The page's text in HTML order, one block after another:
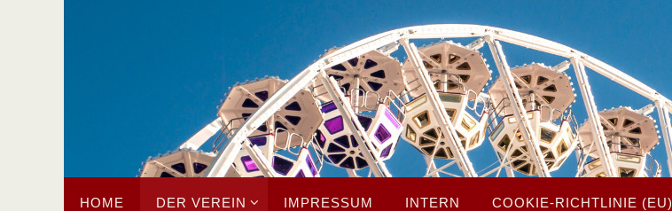
HOME DER VEREIN IMPRESSUM INTERN COOKIE-RICHTLINIE (EU)